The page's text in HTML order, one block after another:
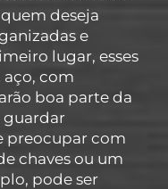
deseja
e
lugar, esses
aço, com
boa parte da
guardar
preocupar com
chaves ou um
pode ser